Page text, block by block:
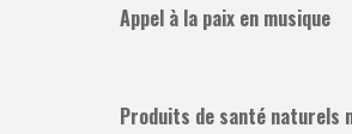
Appel à la paix en musique
Produits de santé naturels